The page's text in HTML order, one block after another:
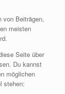
von Beiträgen,
meisten
Seite über
Du kannst
möglichen
stehen: